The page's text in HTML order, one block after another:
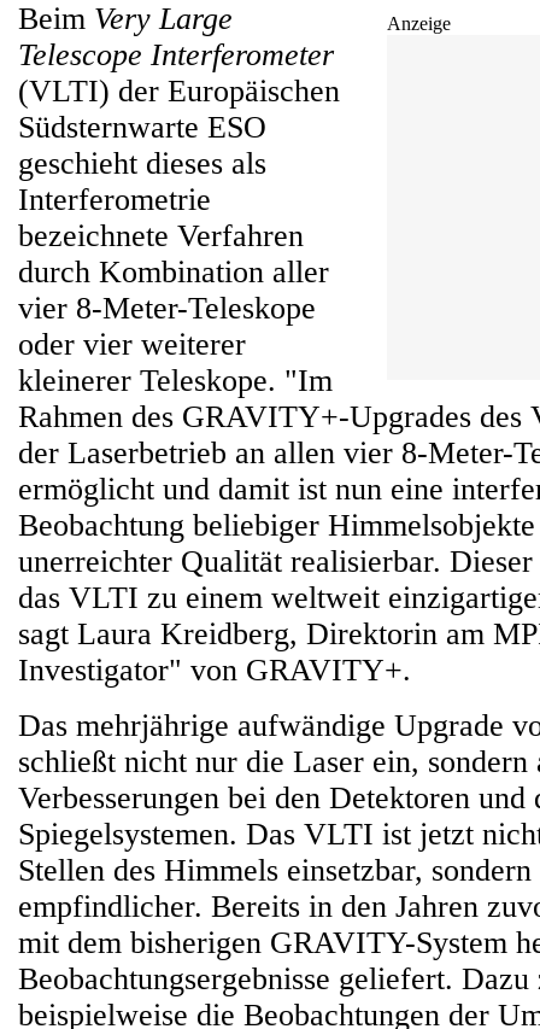
Anzeige
Beim Very Large
Telescope Interferometer
(VLTI) der Europäischen
Südsternwarte ESO
geschieht dieses als
Interferometrie
bezeichnete Verfahren
durch Kombination aller
vier 8-Meter-Teleskope
oder vier weiterer
kleinerer Teleskope. "Im
Rahmen des GRAVITY+-Upgrades
der Laserbetrieb an allen vier 8-Meter-
ermöglicht und damit ist nun eine
Beobachtung beliebiger
unerreichter Qualität realisierbar.
das VLTI zu einem weltweit
sagt Laura Kreidberg, Direktorin am
Investigator" von GRAVITY+.
Das mehrjährige aufwändige Upgrade
schließt nicht nur die Laser ein, sondern
Verbesserungen bei den Detektoren und
Spiegelsystemen. Das VLTI ist jetzt
Stellen des Himmels einsetzbar,
empfindlicher. Bereits in den Jahren
mit dem bisherigen GRAVITY-System
Beobachtungsergebnisse geliefert. Dazu
beispielweise die Beobachtungen der